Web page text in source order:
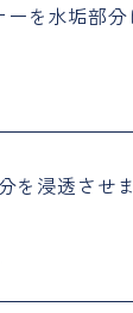
を水垢部分
を浸透させま